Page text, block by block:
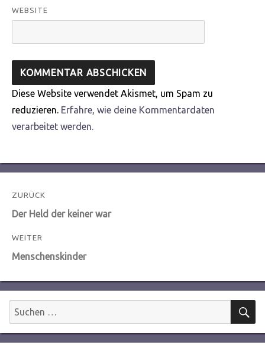
WEBSITE
Diese Website verwendet Akismet, um Spam zu
reduzieren. Erfahre, wie deine Kommentardaten
verarbeitet werden.
Beitragsnavigation
ZURÜCK
Vorheriger
Der Held der keiner war
WEITER
Nächster
Menschenskinder
Suchen
nach: